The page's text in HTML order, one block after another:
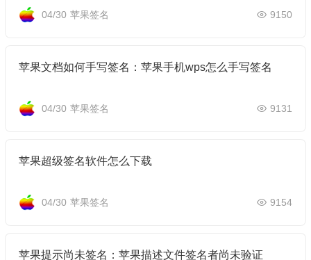
04/30 苹果签名 9150
苹果文档如何手写签名：苹果手机wps怎么手写签名
04/30 苹果签名 9131
苹果超级签名软件怎么下载
04/30 苹果签名 9154
苹果提示尚未签名：苹果描述文件签名者尚未验证